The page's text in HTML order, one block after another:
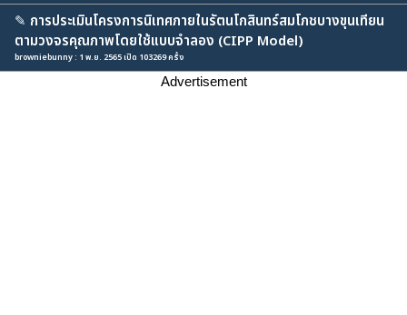
✎ การประเมินโครงการนิเทศภายในรัตนโกสินทร์สมโภชบางขุนเทียน
ตามวงจรคุณภาพโดยใช้แบบจำลอง (CIPP Model)
browniebunny : 1 พ.ย. 2565 เปิด 103269 ครั้ง
Advertisement